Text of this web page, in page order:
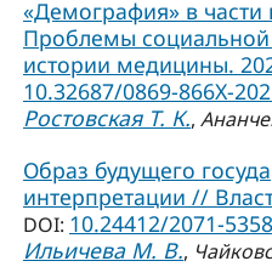
«Демография» в
Проблемы
истории медицины.
10.32687/0869-866X-
Ростовская Т. К.,
Образ будущего
интерпретации //
DOI: 10.24412/2071-
Ильичева М. В.,